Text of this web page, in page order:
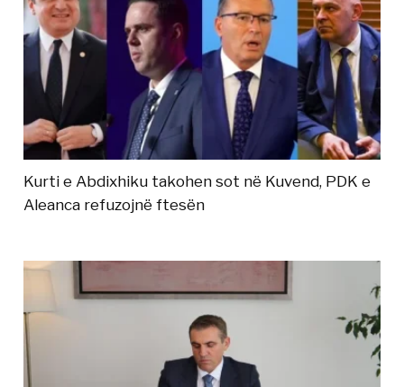
Kurti e Abdixhiku takohen sot në Kuvend, PDK e
Aleanca refuzojnë ftesën